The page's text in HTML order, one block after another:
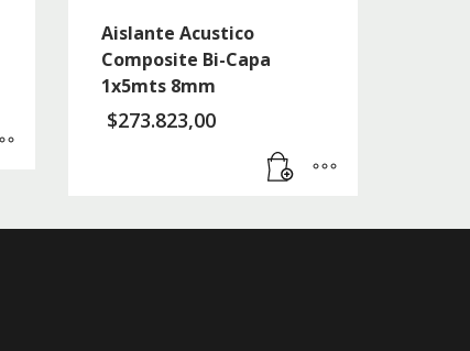
Aislante Acustico
Composite Bi-Capa
1x5mts 8mm
$273.823,00